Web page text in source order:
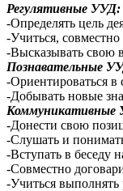
Регулятивные УУД:
-Определять цель
-Учиться,
-Высказывать свою
Познавательные
-Ориентироваться
-Добывать новые
Коммуникативные
-Донести свою
-Слушать и
-Вступать в беседу
-Совместно
-Учиться выполнять